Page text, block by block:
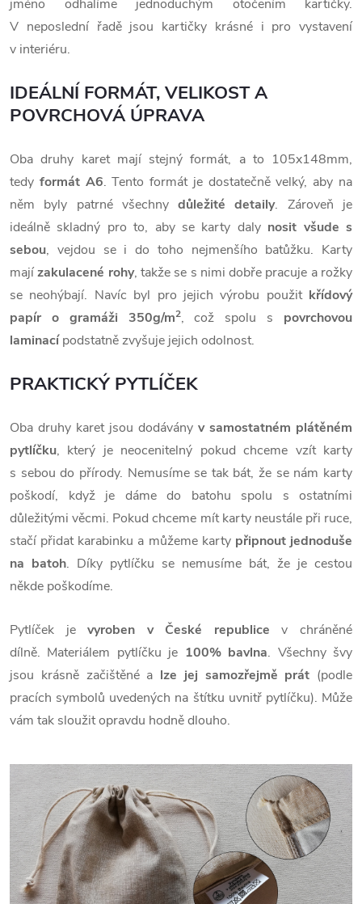
jméno odhalíme jednoduchým otočením kartičky.
V neposlední řadě jsou kartičky krásné i pro vystavení
v interiéru.
IDEÁLNÍ FORMÁT, VELIKOST A
POVRCHOVÁ ÚPRAVA
Oba druhy karet mají stejný formát, a to 105x148mm,
tedy formát A6. Tento formát je dostatečně velký, aby na
něm byly patrné všechnydůležité detaily. Zároveň je
ideálně skladný pro to, aby se karty daly nosit všude s
sebou, vejdou se i do toho nejmenšího batůžku. Karty
majízakulacené rohy, takže se s nimi dobře pracuje a rožky
se neohýbají. Navíc byl pro jejich výrobu použit křídový
papír o gramáži 350g/m2, což spolu s povrchovou
laminacípodstatně zvyšuje jejich odolnost.
PRAKTICKÝ PYTLÍČEK
Oba druhy karet jsou dodávány v samostatném plátěném
pytlíčku, který je neocenitelný pokud chceme vzít karty
s sebou do přírody. Nemusíme se tak bát, že se nám karty
poškodí, když je dáme do batohu spolu s ostatními
důležitými věcmi. Pokud chceme mít karty neustále při ruce,
stačí přidat karabinku a můžeme karty připnout jednoduše
na batoh. Díky pytlíčku se nemusíme bát, že je cestou
někde poškodíme.
Pytlíček jevyroben v České republice v chráněné
dílně. Materiálem pytlíčku je 100% bavlna. Všechny švy
jsou krásně začištěné a lze jej samozřejmě prát (podle
pracích symbolů uvedených na štítku uvnitř pytlíčku). Může
vám tak sloužit opravdu hodně dlouho.